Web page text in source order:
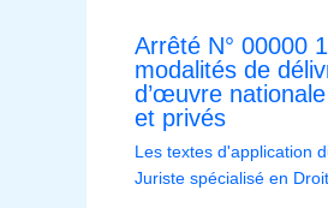
Arrêté N° 00000
modalités de
d’œuvre
et privés
Les textes d'application
Juriste spécialisé en